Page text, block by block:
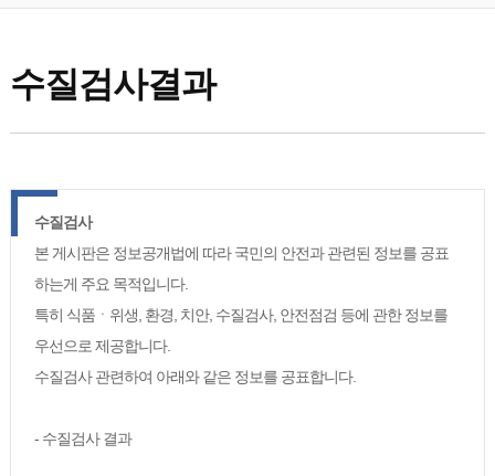
수질검사결과
수질검사
본 게시판은 정보공개법에 따라 국민의 안전과 관련된 정보를 공표
하는게 주요 목적입니다.
특히 식품ㆍ위생, 환경, 치안, 수질검사, 안전점검 등에 관한 정보를
우선으로 제공합니다.
수질검사 관련하여 아래와 같은 정보를 공표합니다.
- 수질검사 결과